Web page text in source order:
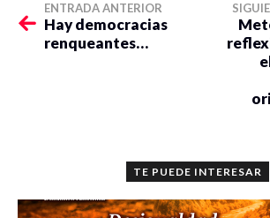
ENTRADA ANTERIOR
Hay democracias
renqueantes…
TE PUEDE INTERESAR